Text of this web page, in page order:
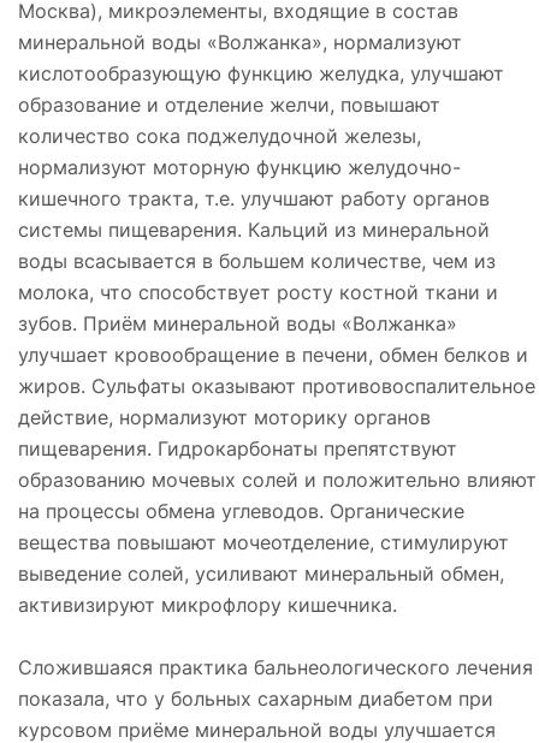
Москва), микроэлементы, входящие в состав
минеральной воды «Волжанка», нормализуют
кислотообразующую функцию желудка, улучшают
образование и отделение желчи, повышают
количество сока поджелудочной железы,
нормализуют моторную функцию желудочно-
кишечного тракта, т.е. улучшают работу органов
системы пищеварения. Кальций из минеральной
воды всасывается в большем количестве, чем из
молока, что способствует росту костной ткани и
зубов. Приём минеральной воды «Волжанка»
улучшает кровообращение в печени, обмен белков и
жиров. Сульфаты оказывают противовоспалительное
действие, нормализуют моторику органов
пищеварения. Гидрокарбонаты препятствуют
образованию мочевых солей и положительно влияют
на процессы обмена углеводов. Органические
вещества повышают мочеотделение, стимулируют
выведение солей, усиливают минеральный обмен,
активизируют микрофлору кишечника.
Сложившаяся практика бальнеологического лечения
показала, что у больных сахарным диабетом при
курсовом приёме минеральной воды улучшается